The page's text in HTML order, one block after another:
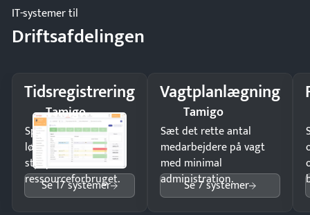
IT-systemer til
Driftsafdelingen
Tidsregistrering
Tamigo
Spar tid på
lønberegning og få
styr på
ressourceforbruget.
Se 17 systemer
Vagtplanlægning
Tamigo
Sæt det rette antal
medarbejdere på vagt
med minimal
administration.
Se 7 systemer